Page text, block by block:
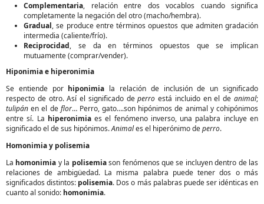
Complementaria, relación entre dos vocablos cuando significa
completamente la negación del otro (macho/hembra).
Gradual, se produce entre términos opuestos que admiten gradación
intermedia (caliente/frío).
Reciprocidad, se da en términos opuestos que se implican
mutuamente (comprar/vender).
Hiponimia e hiperonimia
Se entiende por hiponimia la relación de inclusión de un significado
respecto de otro. Así el significado deperro está incluido en el deanimal;
tulipán en el de flor… Perro, gato….son hipónimos de animal y cohipónimos
entre sí. La hiperonimiaes el fenómeno inverso, una palabra incluye en
significado el de sus hipónimos.Animales el hiperónimo deperro.
Homonimia y polisemia
La homonimia y la polisemiason fenómenos que se incluyen dentro de las
relaciones de ambigüedad. La misma palabra puede tener dos o más
significados distintos: polisemia. Dos o más palabras puede ser idénticas en
cuanto al sonido: homonimia.